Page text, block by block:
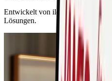
Entwickelt von ilogs healthcare,
Lösungen.